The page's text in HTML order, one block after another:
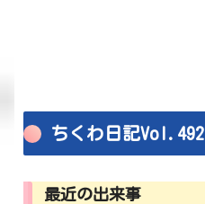
ちくわ日記Vol.492
最近の出来事